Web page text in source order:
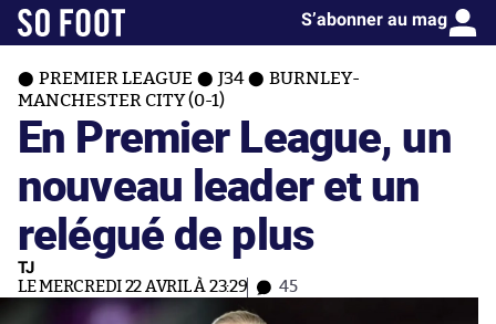
S’abonner au mag
PREMIER LEAGUE J34
BURNLEY-
MANCHESTER CITY (0-1)
En Premier League, un
nouveau leader et un
relégué de plus
TJ
LE MERCREDI 22 AVRIL À 23:29 45